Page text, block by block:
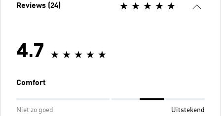
Reviews (24)
4.7
Comfort
Niet zo goed Uitstekend